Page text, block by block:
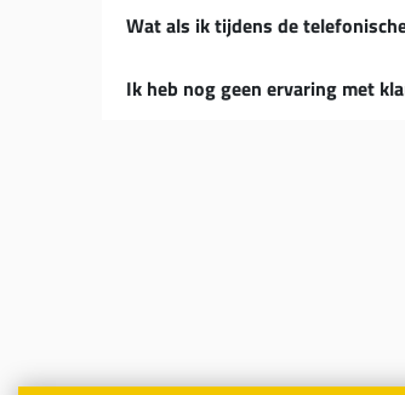
Wat als ik tijdens de
Ik heb nog geen ervaring met